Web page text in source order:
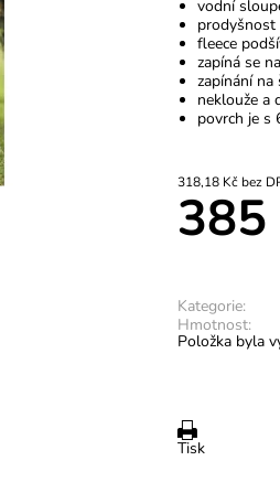
vodní
fleece
zapíná se
zapínání
neklouže a
povrch je s
318,18 Kč
385
Kategorie:
Hmotnost:
Položka byla
Tisk